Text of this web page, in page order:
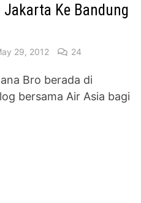
Ke Bandung
29, 2012 24
Bro berada di
bersama Air Asia bagi